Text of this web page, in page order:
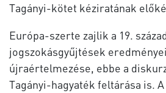
Tagányi-kötet kéziratának
Európa-szerte zajlik a 19.
jogszokásgyűjtések
újraértelmezése, ebbe a
Tagányi-hagyaték feltárása is.